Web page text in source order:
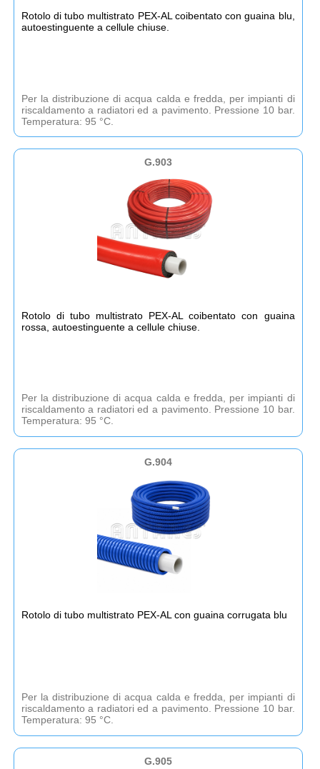
Rotolo di tubo multistrato PEX-AL coibentato con guaina blu,
autoestinguente a cellule chiuse.
Per la distribuzione di acqua calda e fredda, per impianti di
riscaldamento a radiatori ed a pavimento. Pressione 10 bar.
Temperatura: 95 °C.
G.903
Rotolo di tubo multistrato PEX-AL coibentato con guaina
rossa, autoestinguente a cellule chiuse.
Per la distribuzione di acqua calda e fredda, per impianti di
riscaldamento a radiatori ed a pavimento. Pressione 10 bar.
Temperatura: 95 °C.
G.904
Rotolo di tubo multistrato PEX-AL con guaina corrugata blu
Per la distribuzione di acqua calda e fredda, per impianti di
riscaldamento a radiatori ed a pavimento. Pressione 10 bar.
Temperatura: 95 °C.
G.905